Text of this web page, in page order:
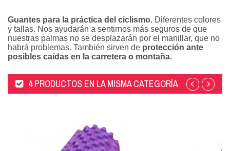
Guantes para la práctica del ciclismo. Diferentes colores
y tallas. Nos ayudarán a sentirnos más seguros de que
nuestras palmas no se desplazarán por el manillar, que no
habrá problemas. También sirven de protección ante
posibles caídas en la carretera o montaña.
4 PRODUCTOS EN LA MISMA CATEGORÍA